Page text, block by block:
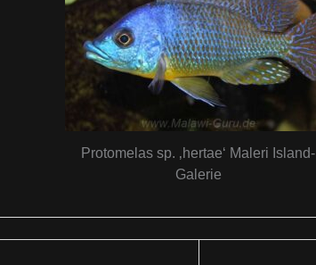
Protomelas sp. ‚hertae‘ Maleri Island-
Galerie